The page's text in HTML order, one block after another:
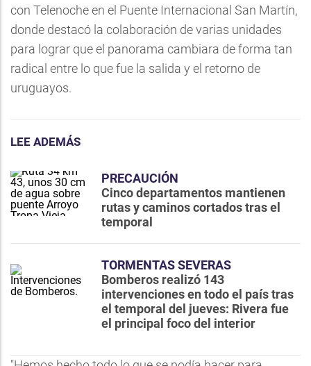
con Telenoche en el Puente Internacional San Martín,
donde destacó la colaboración de varias unidades
para lograr que el panorama cambiara de forma tan
radical entre lo que fue la salida y el retorno de
uruguayos.
LEE ADEMÁS
PRECAUCIÓN
Cinco departamentos mantienen
rutas y caminos cortados tras el
temporal
TORMENTAS SEVERAS
Bomberos realizó 143
intervenciones en todo el país tras
el temporal del jueves: Rivera fue
el principal foco del interior